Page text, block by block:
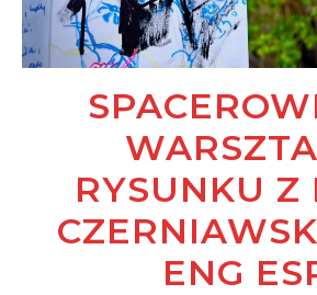
RYSUNKU Z
ENG